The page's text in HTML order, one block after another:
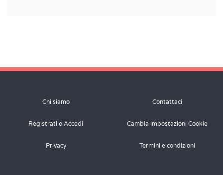
Chi siamo Contattaci
Registrati o Accedi Cambia impostazioni Cookie
Privacy Termini e condizioni